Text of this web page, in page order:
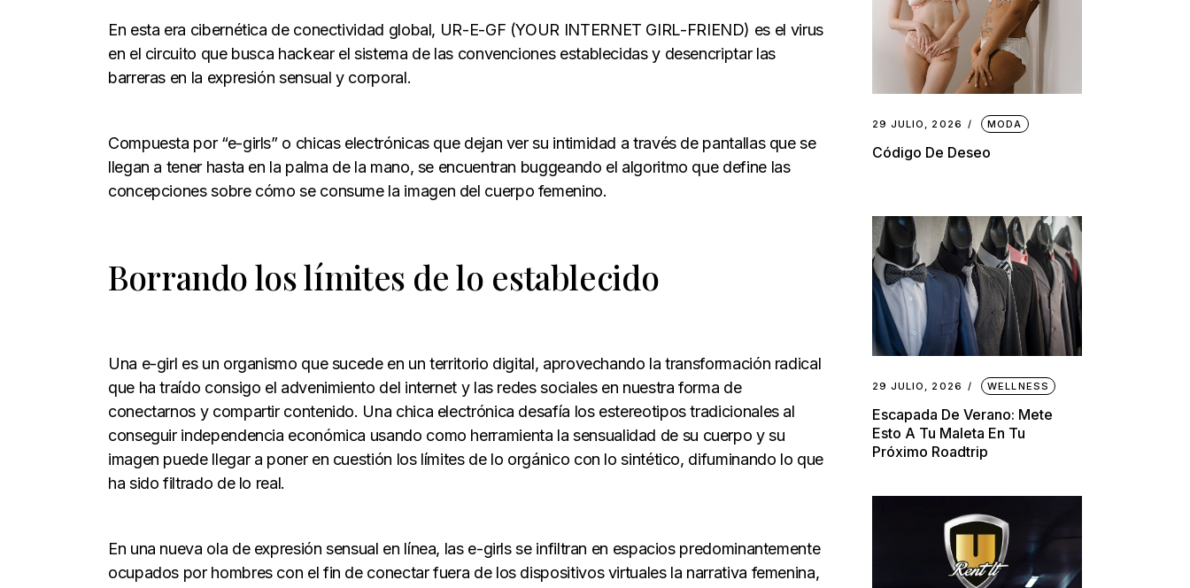
En esta era cibernética de conectividad global, UR-E-GF (YOUR INTERNET GIRL-FRIEND) es el virus
en el circuito que busca hackear el sistema de las convenciones establecidas y desencriptar las
barreras en la expresión sensual y corporal.
Compuesta por “e-girls” o chicas electrónicas que dejan ver su intimidad a través de pantallas que se
llegan a tener hasta en la palma de la mano, se encuentran buggeando el algoritmo que define las
concepciones sobre cómo se consume la imagen del cuerpo femenino.
Borrando los límites de lo establecido
Una e-girl es un organismo que sucede en un territorio digital, aprovechando la transformación radical
que ha traído consigo el advenimiento del internet y las redes sociales en nuestra forma de
conectarnos y compartir contenido. Una chica electrónica desafía los estereotipos tradicionales al
conseguir independencia económica usando como herramienta la sensualidad de su cuerpo y su
imagen puede llegar a poner en cuestión los límites de lo orgánico con lo sintético, difuminando lo que
ha sido filtrado de lo real.
En una nueva ola de expresión sensual en línea, las e-girls se infiltran en espacios predominantemente
ocupados por hombres con el fin de conectar fuera de los dispositivos virtuales la narrativa femenina,
29 JULIO, 2026 MODA
Código De Deseo
29 JULIO, 2026 WELLNESS
Escapada De Verano: Mete
Esto A Tu Maleta En Tu
Próximo Roadtrip